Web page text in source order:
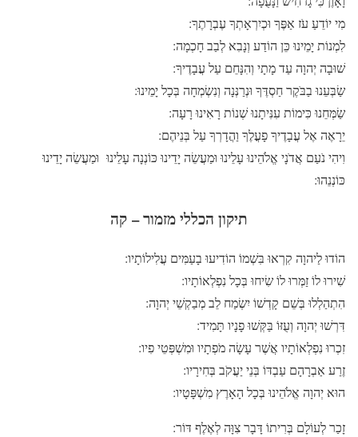
מִי יוֹדֵעַ עֹז אַפֶּךָ וּכְיִרְאָתְךָ עֶבְרָתֶךָ:
לִמְנוֹת יָמֵינוּ כֵּן הוֹדַע וְנָבִא לְבַב חָכְמָה:
שׁוּבָה יְהוָה עַד מָתָי וְהִנָּחֵם עַל עֲבָדֶיךָ:
שַׂבְּעֵנוּ בַבֹּקֶר חַסְדֶּךָ וּנְרַנְּנָה וְנִשְׂמְחָה בְּכָל יָמֵינוּ:
שַׂמְּחֵנוּ כִּימוֹת עִנִּיתָנוּ שְׁנוֹת רָאִינוּ רָעָה:
יֵרָאֶה אֶל עֲבָדֶיךָ פָעֳלֶךָ וַהֲדָרְךָ עַל בְּנֵיהֶם:
וִיהִי נֹעַם אֲדֹנָי אֱלֹהֵינוּ עָלֵינוּ וּמַעֲשֵׂה יָדֵינוּ כּוֹנְנָה עָלֵינוּ וּמַעֲשֵׂה יָדֵינוּ
כּוֹנְנֵהוּ:
תיקון הכללי מזמור – קה
הוֹדוּ לַיהוָה קִרְאוּ בִּשְׁמוֹ הוֹדִיעוּ בָעַמִּים עֲלִילוֹתָיו:
שִׁירוּ לוֹ זַמְּרוּ לוֹ שִׂיחוּ בְּכָל נִפְלְאוֹתָיו:
הִתְהַלְלוּ בְּשֵׁם קָדְשׁוֹ יִשְׂמַח לֵב מְבַקְשֵׁי יְהוָה:
דִּרְשׁוּ יְהוָה וְעֻזּוֹ בַּקְּשׁוּ פָנָיו תָּמִיד:
זִכְרוּ נִפְלְאוֹתָיו אֲשֶׁר עָשָׂה מֹפְתָיו וּמִשְׁפְּטֵי פִיו:
זֶרַע אַבְרָהָם עַבְדּוֹ בְּנֵי יַעֲקֹב בְּחִירָיו:
הוּא יְהוָה אֱלֹהֵינוּ בְּכָל הָאָרֶץ מִשְׁפָּטָיו:
זָכַר לְעוֹלָם בְּרִיתוֹ דָּבָר צִוָּה לְאֶלֶף דּוֹר: